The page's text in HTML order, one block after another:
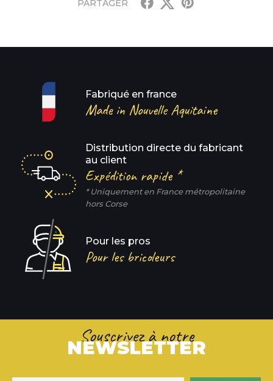
PARTAGER
Fabriqué en france
Made in Nouvelle Aquitaine
Distribution directe du fabricant
au client
Expédition rapide *
* Uniquement en France métropolitaine
hors Corse
Pour les pros
Pour les bricoleurs
Souscrivez à notre
NEWSLETTER